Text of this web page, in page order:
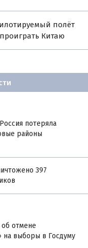
полёт
Китаю
потеряла
районы
397
отмене
на выборы в Госдуму